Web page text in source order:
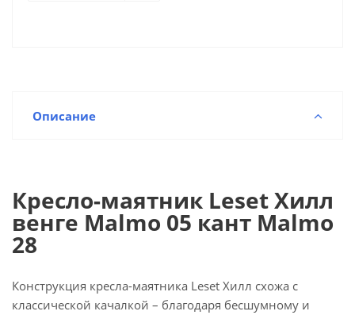
Описание
Кресло-маятник Leset Хилл
венге Malmo 05 кант Malmo
28
Конструкция кресла-маятника Leset Хилл схожа с
классической качалкой – благодаря бесшумному и